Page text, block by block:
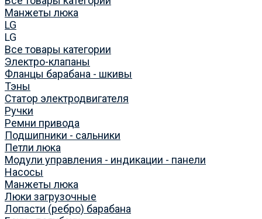
Манжеты люка
LG
LG
Все товары категории
Электро-клапаны
Фланцы барабана - шкивы
Тэны
Статор электродвигателя
Ручки
Ремни привода
Подшипники - сальники
Петли люка
Модули управления - индикации - панели
Насосы
Манжеты люка
Люки загрузочные
Лопасти (ребро) барабана